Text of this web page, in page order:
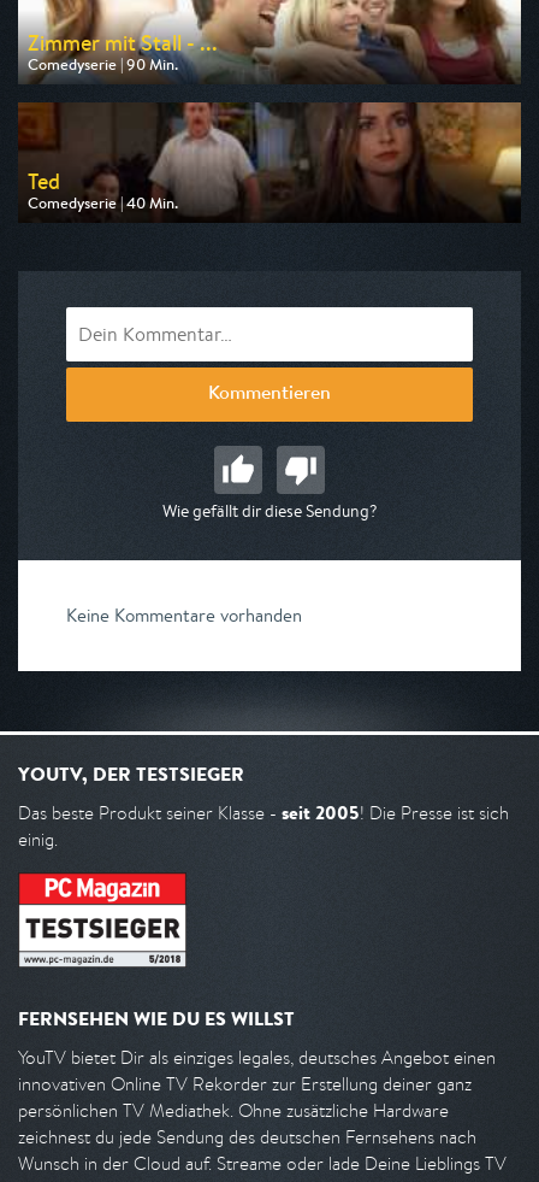
Zimmer mit Stall - ...
Comedyserie | 90 Min.
Ausgestrahlt von MDR
am 09.08.2026, 05:55
Ted
Comedyserie | 40 Min.
Ausgestrahlt von Pro 7
Kommentieren
Wie gefällt dir diese Sendung?
Keine Kommentare vorhanden
YOUTV, DER TESTSIEGER
Das beste Produkt seiner Klasse - seit 2005! Die Presse ist sich
einig.
FERNSEHEN WIE DU ES WILLST
YouTV bietet Dir als einziges legales, deutsches Angebot einen
innovativen Online TV Rekorder zur Erstellung deiner ganz
persönlichen TV Mediathek. Ohne zusätzliche Hardware
zeichnest du jede Sendung des deutschen Fernsehens nach
Wunsch in der Cloud auf. Streame oder lade Deine Lieblings TV